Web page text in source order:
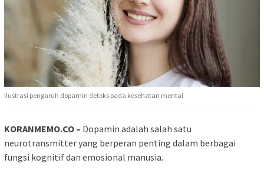
Ilustrasi pengaruh dopamin detoks pada kesehatan mental
KORANMEMO.CO – Dopamin adalah salah satu
neurotransmitter yang berperan penting dalam berbagai
fungsi kognitif dan emosional manusia.